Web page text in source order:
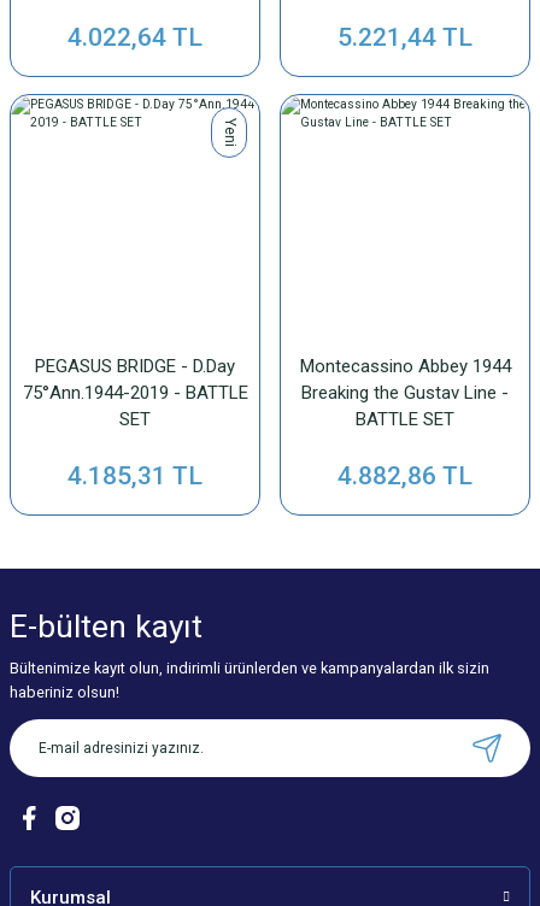
4.022,64 TL 5.221,44 TL
Yeni
PEGASUS BRIDGE - D.Day
75°Ann.1944-2019 - BATTLE
SET
4.185,31 TL
Montecassino Abbey 1944
Breaking the Gustav Line -
BATTLE SET
4.882,86 TL
E-bülten kayıt
Bültenimize kayıt olun, indirimli ürünlerden ve kampanyalardan ilk sizin
haberiniz olsun!
Kurumsal